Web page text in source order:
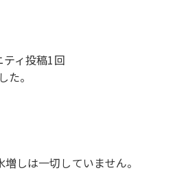
ィ投稿1回
。
しは一切していません。